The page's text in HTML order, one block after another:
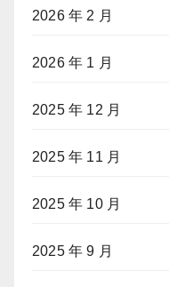
2026 年 2 月
2026 年 1 月
2025 年 12 月
2025 年 11 月
2025 年 10 月
2025 年 9 月